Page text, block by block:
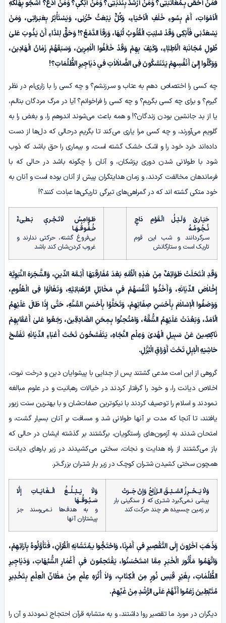
فَمَنْ أَخُصُّ بِـمُعَاتَبَتِی؟ وَمَنْ أَرْشُدُ بِنُدْبَتِی؟ وَمَنْ أَبْکیٖ؟ وَمَنْ أَدْعُ؟ أَشْجُو بِهَلَکَهِ
الْاَمْوَاتِ، أَمْ بِسُوءِ خَلَفِ الْاَحْیَاءِ، وَکُلٌّ یَبْعَثُ حُزْنِی، وَیَسْتَأْثِرُ بِعَبَـرَاتِی، وَمَنْ
یَسْعَدُنِی فَأَبْکِی وَقَدْ سُلِبَتِ الْقُلُوبُ لُبَّهَا، وَرَقَاَ الدَّمْعُ؟! وَحَقٌّ لِلدّٰاءِ أَنْ یَذُوبَ عَلیٰ
طُولِ مُجَانَبَهَ الْاَطِبّٰاءِ، وَکَیْفَ بِهِمْ وَقَدْ خَالَفُوا الْاٰمِرِینَ، وَسَبَقَهُمْ زَمٰانُ الْهَادِینَ،
وَوَکَّلُوا إِلیٰ أَنْفُسِهِمْ یَتَنَسَّکُونَ فِی الضَّلاٰلاٰتِ فیٖ دَیٰاجِیرِ الظُّلُمَاتِ؟!
چه کسی را اختصاص دهم به عتاب و سـرزنشم؟ و چه کسی را با زاری‌ام در نظر
گیرم؟ و برای چه کسی بگریم؟ و چه کسی را فراخوانم؟ آیا در مرگ مردگان بنالـم،
یا از بد جانشین بودن زندگان؟! و همه باعث می‌شوند اندوهم را، و بغض را به
گلویم می‌آورند، و چه کسی مرا یاری می‌کند تا بگریم درحالی که دل‌ها از دست
داده‌اند خرد خود را و اشک خشک گشته است، و بیماری را حق باشد که ذوب
شود با طولانی شدن دوری پزشکان، و آنان را چگونه باشد در حالی که با
فرماندهان مخالفت کردند، و زمان هدایتگران پیش از آنان بوده است و آنان به
خود متکی گشته اند که در گمراهی‌های تیرگی تاریکی‌ها عبادت کنند؟!
حَیَـارىٰ وَلَـیْـلُ الْـقَوْمِ دَاجٍ
نُـجُـومُـهُ
سـرگردانند و شب این قوم
تاریک است و ستارگانش
طَـوَامِسُ لاٰتَـجْـریٖ بَـطـِیءٌ
خُـفُـوقُــهَـا
بی‌فروغ گشته، حرکتی ندارند و
غروب کردن‌شان کند باشد
وَقَدِ انْتَحَلَتْ طَوَائِفٌ مِنْ هٰذِہِ الْاُمَّهِ بَعْدَ مُفَارَقَتِهَا أَئِـمَّهَ الدِّینِ، وَالشَّجَرَهَ النَّبَوِیَّهَ
إِخْلاٰصَ الدِّیٰانَهِ، وَأَخَذُوا أَنْفُسَهُمْ فیٖ مَخَائِلِ الرَّهْبَانِیَّهِ، وَتَغَالَوْا فِی الْعُلُومِ،
وَوَصَفُوا الْاِسْلاٰمَ بِأَحْسَنِ صِفَاتِهِمْ، وَتَحَلَّوْا بِأَحْسَنِ السُّنَّهِ، حَتّٰى إِذَا طَالَ عَلَیْهِمُ
الْاَمَدُ، وَبَعُدَتْ عَلَیْهِمُ الشُّقَّهُ، وَامْتُحِنُوا بِـمِحَنِ الصّٰادِقِینَ، رَجَعُوا عَلیٰ أَعْقَابِهِمْ
نَاکِصِینَ عَنْ سَبِیلِ الْهُدىٰ وَعِلْمِ النَّجَاهِ، یَتَفَسَّحُونَ تَحْتَ أَعْبٰاءِ الدِّیٰانَهِ تَفَسُّحَ
حَاشِیَهِ الْاِبِلِ تَحْتَ أَوْرَاقِ الْبُزَّلِ.
گروهی از این امت مدعی گشتند پس از جدایی با پیشوایان دین و درخت نبوت،
اخلاص دیانت را، و خود را گرفتار کردند در خیالات رهبانیت و در علوم مبالغه
نـمودند و اسلام را توصیف کردند با نیکوترین صفات‌شان و با بهتـرین سنت زیور
یافتند، تا آنجا که مدت بر آنها طولانی شد و مسافت بر آنان بسیار گشت، و
امتحان شدند به آزمون‌های راستگویان، برگشتند بر گذشته ایشان در حالی که
باز می‌گشتند از راه هدایت و نجات، سختی می‌کشیدند در زیر بارهای دیانت
همچون سختی کشیدن شتـران کوچک در زیر بار شتـران بزرگ‌تر.
وَلاٰ یَــحْــرِزُ السَّــبْــقَ الـرَّزٰاحُ وَإِنْ جَــرَتْ
پیشی نـمی‌گیرد شتـری که از سنگینی بار
بر زمین چسبیده هر چند حرکت کند
وَلاٰ یَــبْــلُــغُ الْــغَـایَــاتِ إِلّٰا
سَــبُـوقُــهَا
و به هدف‌ها نـمی‌رسند جز
پیشتازان آنها
وَذَهَبَ آخَرُونَ إِلَی التَّقْصِیرِ فیٖ أَمْرِنَا، وَاحْتَجُّوا بـِمُتَشَابَهِ الْقُرْآنِ، فَتَأَوَّلُوهُ بِآرٰائِهِمْ،
وَاتَّهَمُوا مَأْثُورَ الْخَبَـرِ مِمَّا اسْتَحْسَنُوا، یَقْتَحِمُونَ فیٖ أَغْمٰارِ الشُّبُهَاتِ، وَدَیٰاجِیرِ
الظُّلُمٰاتِ، بِغَیْرِ قَبَسِ نُورٍ مِنَ الْکِتَابِ، وَلاٰ أُثْرَهِ عِلْمٍ مِنْ مَظٰانِّ الْعِلْمِ بِتَخْدِیرِ
مُثَبِّطِینَ زَعَمُوا أَنَّهُمْ عَلَی الرُّشْدِ مِنْ غَیِّهِمْ.
دیگران در مورد ما تقصیر روا داشتند، و به متشابه قرآن احتجاج نـمودند و آن را